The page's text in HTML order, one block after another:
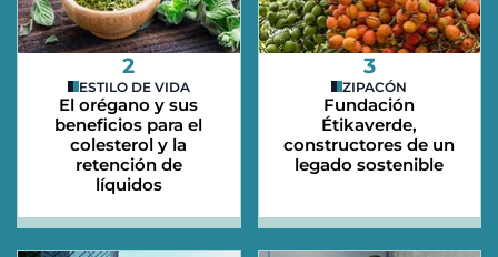
2
ESTILO DE VIDA
El orégano y sus
beneficios para el
colesterol y la
retención de
líquidos
3
ZIPACÓN
Fundación
Étikaverde,
constructores de un
legado sostenible